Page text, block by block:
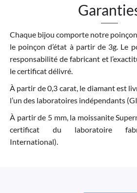
Chaque bijou comporte notre
le poinçon d’état à partir de 3g. Le
responsabilité de fabricant et
le certificat délivré.
À partir de 0,3 carat, le diamant est
l’un des laboratoires indépendants
À partir de 5 mm, la moissanite
certificat du laboratoire
International).